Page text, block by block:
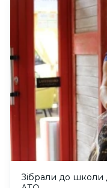
Зібрали до школи